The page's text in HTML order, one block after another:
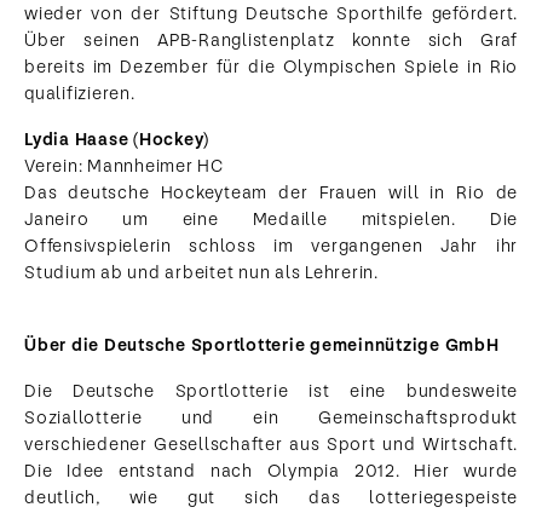
wieder von der Stiftung Deutsche Sporthilfe gefördert.
Über seinen APB-Ranglistenplatz konnte sich Graf
bereits im Dezember für die Olympischen Spiele in Rio
qualifizieren.
Lydia Haase (Hockey)
Verein: Mannheimer HC
Das deutsche Hockeyteam der Frauen will in Rio de
Janeiro um eine Medaille mitspielen. Die
Offensivspielerin schloss im vergangenen Jahr ihr
Studium ab und arbeitet nun als Lehrerin.
Über die Deutsche Sportlotterie gemeinnützige GmbH
Die Deutsche Sportlotterie ist eine bundesweite
Soziallotterie und ein Gemeinschaftsprodukt
verschiedener Gesellschafter aus Sport und Wirtschaft.
Die Idee entstand nach Olympia 2012. Hier wurde
deutlich, wie gut sich das lotteriegespeiste